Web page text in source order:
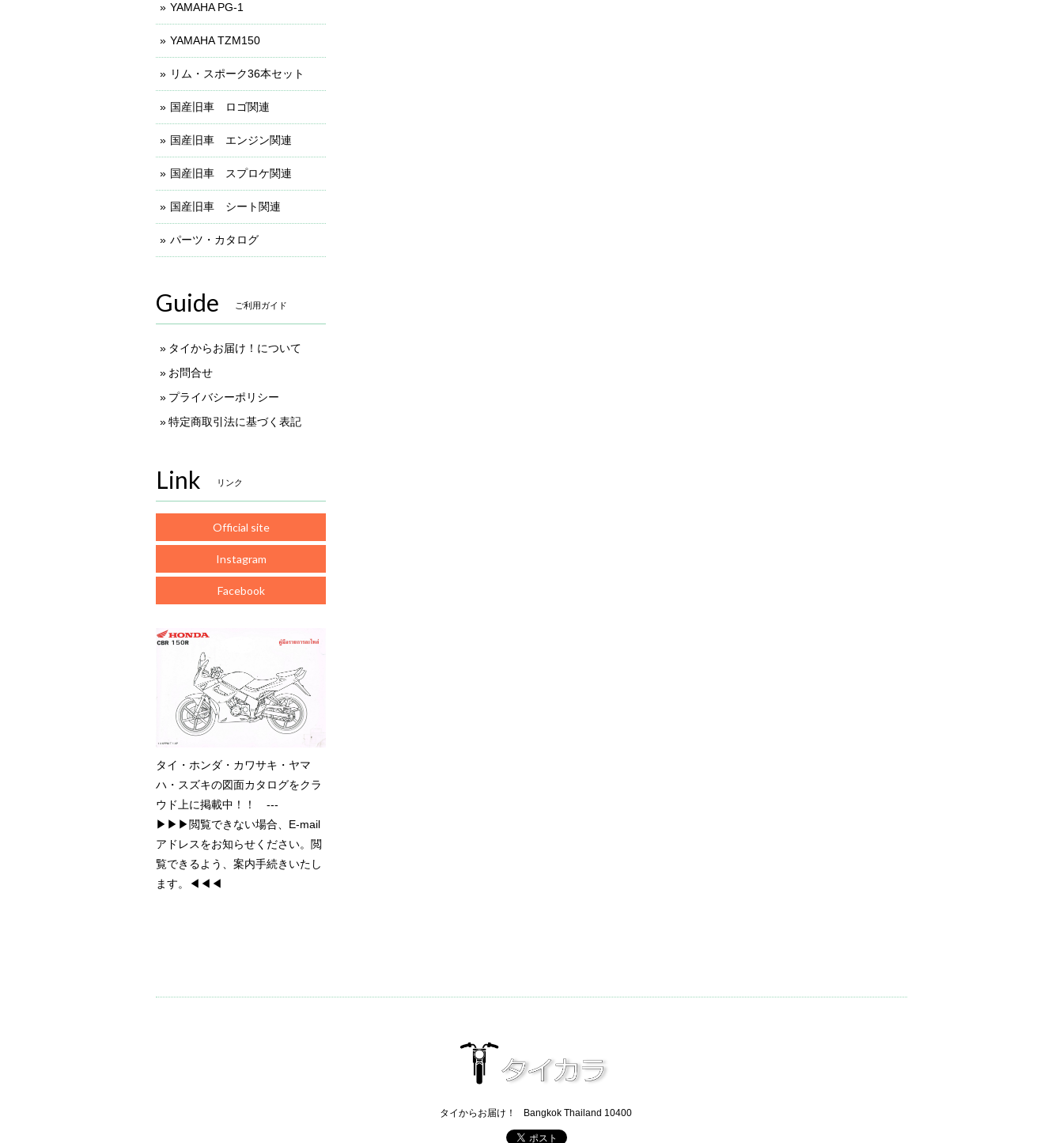
YAMAHA PG-1
YAMAHA TZM150
リム・スポーク36本セット
国産旧車 ロゴ関連
国産旧車 エンジン関連
国産旧車 スプロケ関連
国産旧車 シート関連
パーツ・カタログ
Guide ご利用ガイド
タイからお届け！について
お問合せ
プライバシーポリシー
特定商取引法に基づく表記
Link リンク
Official site
Instagram
Facebook
タイ・ホンダ・カワサキ・ヤマ
ハ・スズキの図面カタログをクラ
ウド上に掲載中！！ ---
▶▶▶閲覧できない場合、E-mail
アドレスをお知らせください。閲
覧できるよう、案内手続きいたし
ます。◀◀◀
タイからお届け！ Bangkok Thailand 10400